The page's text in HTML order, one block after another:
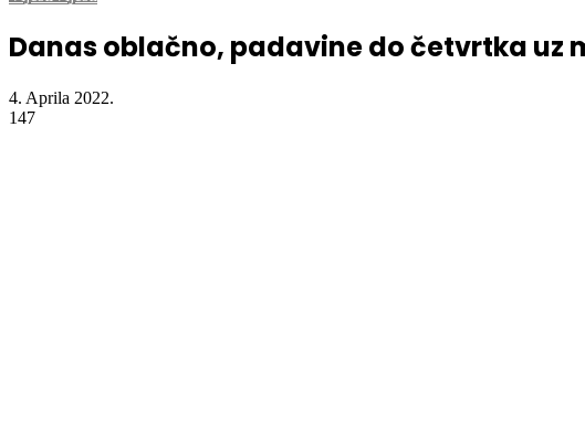
Danas oblačno, padavine do četvrtka uz
4. Aprila 2022.
147